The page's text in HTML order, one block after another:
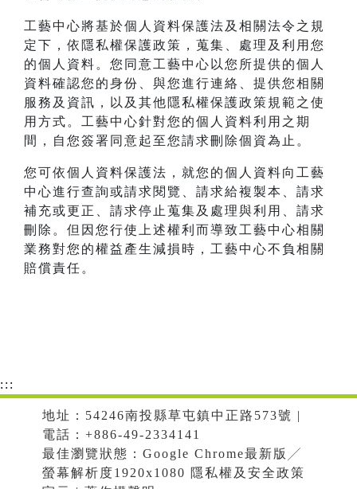
工藝中心將基於個人資料保護法及相關法令之規
定下，依隱私權保護政策，蒐集、處理及利用您
的個人資料。您同意工藝中心以您所提供的個人
資料確認您的身份、與您進行連絡、提供您相關
服務及資訊，以及其他隱私權保護政策規範之使
用方式。工藝中心針對您的個人資料利用之期
間，自您簽署同意起至您請求刪除個資為止。
您可依個人資料保護法，就您的個人資料向工藝
中心進行查詢或請求閱覽、請求給複製本、請求
補充或更正、請求停止蒐集及處理與利用、請求
刪除。但因您行使上述權利而導致工藝中心相關
業務對您的權益產生減損時，工藝中心不負相關
賠償責任。
:::
地址：54246南投縣草屯鎮中正路573號 |
電話：+886-49-2334141
最佳瀏覽狀態：Google Chrome最新版╱
螢幕解析度1920x1080 隱私權及安全政策